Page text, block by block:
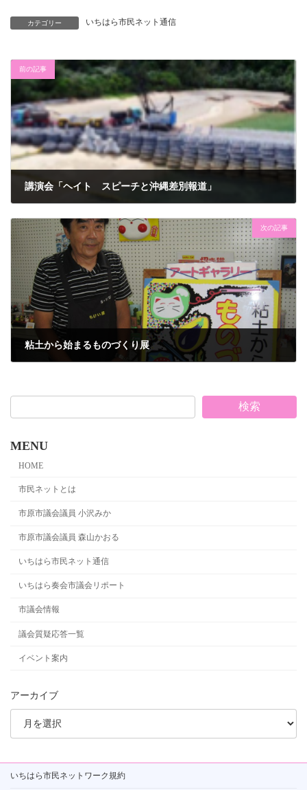
カテゴリー いちはら市民ネット通信
前の記事
講演会「ヘイト スピーチと沖縄差別報道」
次の記事
粘土から始まるものづくり展
検索
MENU
HOME
市民ネットとは
市原市議会議員 小沢みか
市原市議会議員 森山かおる
いちはら市民ネット通信
いちはら奏会市議会リポート
市議会情報
議会質疑応答一覧
イベント案内
アーカイブ
いちはら市民ネットワーク規約